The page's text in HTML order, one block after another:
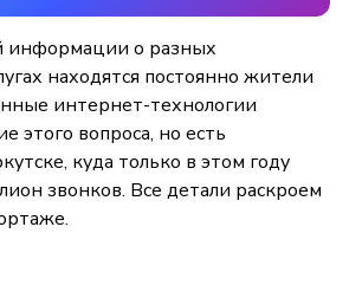
информации о разных
находятся постоянно жители
интернет-технологии
этого вопроса, но есть
куда только в этом году
звонков. Все детали раскроем